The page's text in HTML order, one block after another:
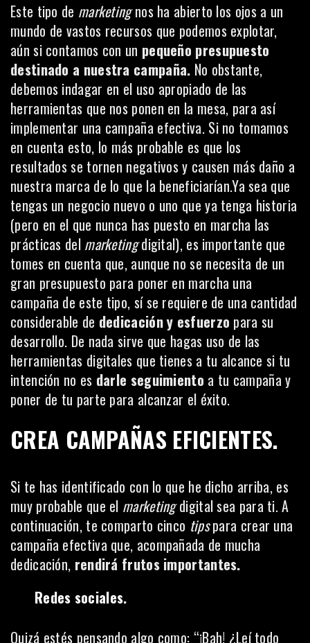
Este tipo de marketingnos ha abierto los ojos a un
mundo de vastos recursos que podemos explotar,
aún si contamos con un pequeño presupuesto
destinado a nuestra campaña. No obstante,
debemos indagar en el uso apropiado de las
herramientas que nos ponen en la mesa, para así
implementar una campaña efectiva. Si no tomamos
en cuenta esto, lo más probable es que los
resultados se tornen negativos y causen más daño a
nuestra marca de lo que la beneficiarían.Ya sea que
tengas un negocio nuevo o uno que ya tenga historia
(pero en el que nunca has puesto en marcha las
prácticas del marketingdigital), es importante que
tomes en cuenta que, aunque no se necesita de un
gran presupuesto para poner en marcha una
campaña de este tipo, sí se requiere de una cantidad
considerable de dedicación y esfuerzo para su
desarrollo. De nada sirve que hagas uso de las
herramientas digitales que tienes a tu alcance si tu
intención no es darle seguimiento a tu campaña y
poner de tu parte para alcanzar el éxito.
CREA CAMPAÑAS EFICIENTES.
Si te has identificado con lo que he dicho arriba, es
muy probable que el marketingdigital sea para ti. A
continuación, te comparto cinco tipspara crear una
campaña efectiva que, acompañada de mucha
dedicación, rendirá frutos importantes.
Redes sociales.
Quizá estés pensando algo como: “¡Bah! ¿Leí todo